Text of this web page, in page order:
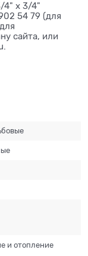
4" х 3/4"
54 79 (для
сайта, или
и отопление